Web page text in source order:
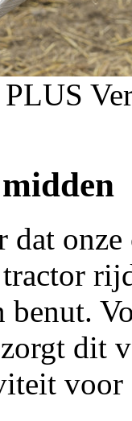
dat
benut.
dit
voor